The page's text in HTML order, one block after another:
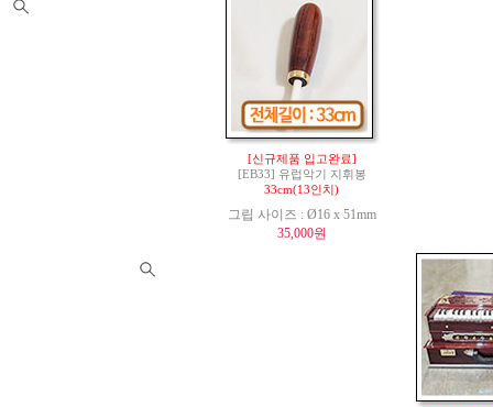
[신규제품 입고완료]
[EB33] 유럽악기 지휘봉
33cm(13인치)
그립 사이즈 : Ø16 x 51mm
35,000원